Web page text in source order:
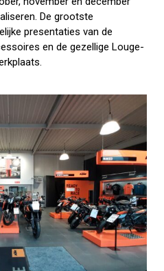
De grootste
presentaties van de
en de gezellige Louge-